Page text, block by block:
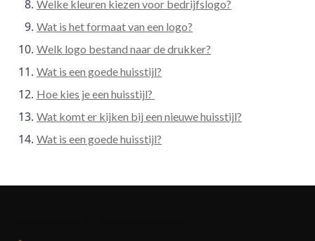
Welke kleuren kiezen voor bedrijfslogo?
Wat is het formaat van een logo?
Welk logo bestand naar de drukker?
Wat is een goede huisstijl?
Hoe kies je een huisstijl?
Wat komt er kijken bij een nieuwe huisstijl?
Wat is een goede huisstijl?